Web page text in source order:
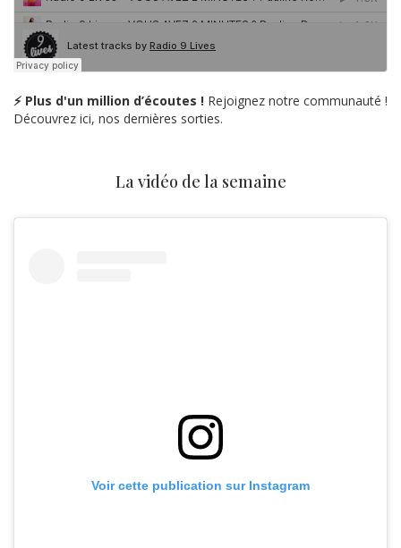
⚡ Plus d'un million d’écoutes ! Rejoignez notre communauté !
Découvrez ici, nos dernières sorties.
La vidéo de la semaine
Voir cette publication sur Instagram